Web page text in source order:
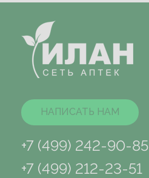
НАПИСАТЬ НАМ
+7 (499) 242-90-85
+7 (499) 212-23-51